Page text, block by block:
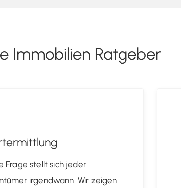
Immobilien Ratgeber
Frage stellt sich jeder
irgendwann. Wir zeigen